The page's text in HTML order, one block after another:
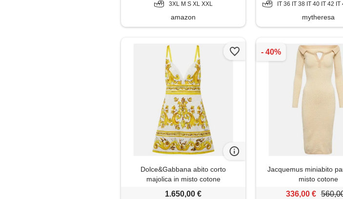
3XL M S XL XXL
amazon
IT 36 IT 38 IT 40 IT 42 IT 44 IT
mytheresa
Dolce&Gabbana abito corto
majolica in misto cotone
1.650,00 €
Jacquemus miniabito
misto cotone
336,00 €